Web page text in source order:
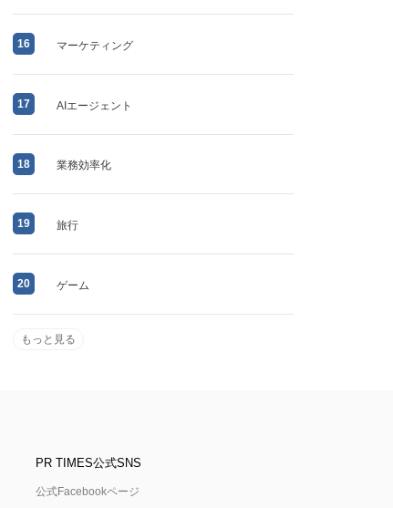
16 マーケティング
17 AIエージェント
18 業務効率化
19 旅行
20 ゲーム
もっと見る
PR TIMES公式SNS
公式Facebookページ